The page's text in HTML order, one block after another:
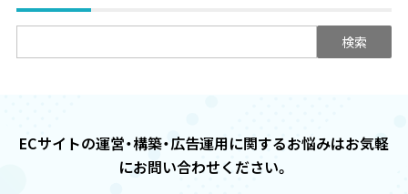
索:
ECサイトの運営・構築・広告運用に関するお悩みはお気軽
にお問い合わせください。